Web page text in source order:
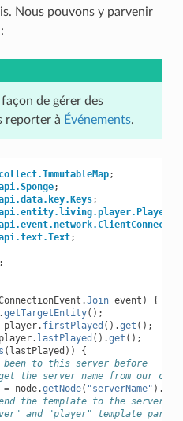
Nous pouvons y parvenir
de gérer des
reporter à Événements.
;
;
;
;
.Join event )
{
.getTargetEntity();
player. firstPlayed ().get ();
player. lastPlayed ().get ();
( lastPlayed ))
{
to this server before
the server name from our
= node.getNode( "serverName" ).
the template to the server,
and "player" template